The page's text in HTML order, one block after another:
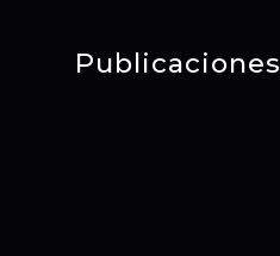
Publicaciones